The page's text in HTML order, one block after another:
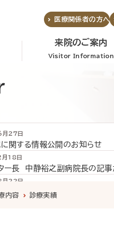
来院のご案内
Visitor Information
医療関係者の方へ
27日
関する情報公開のお知らせ
18日
ー長 中静裕之副病院長の記事
22日
月１日から電話での予約変更方
内容 診療実績